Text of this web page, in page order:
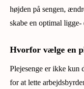
højden på sengen,
skabe en optimal
Hvorfor vælge en
Plejesenge er ikke kun
for at lette